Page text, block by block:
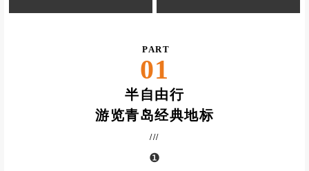
PART
01
半自由行
游览青岛经典地标
///
❶